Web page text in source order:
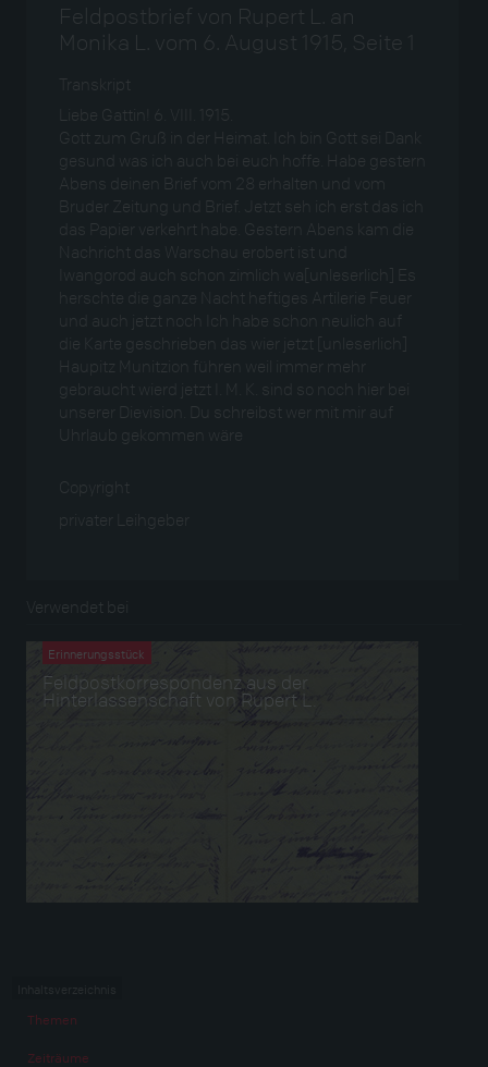
Feldpostbrief von Rupert L. an
Monika L. vom 6. August 1915, Seite 1
Transkript
Liebe Gattin! 6. VIII. 1915.
Gott zum Gruß in der Heimat. Ich bin Gott sei Dank
gesund was ich auch bei euch hoffe. Habe gestern
Abens deinen Brief vom 28 erhalten und vom
Bruder Zeitung und Brief. Jetzt seh ich erst das ich
das Papier verkehrt habe. Gestern Abens kam die
Nachricht das Warschau erobert ist und
Iwangorod auch schon zimlich wa[unleserlich] Es
herschte die ganze Nacht heftiges Artilerie Feuer
und auch jetzt noch Ich habe schon neulich auf
die Karte geschrieben das wier jetzt [unleserlich]
Haupitz Munitzion führen weil immer mehr
gebraucht wierd jetzt I. M. K. sind so noch hier bei
unserer Dievision. Du schreibst wer mit mir auf
Uhrlaub gekommen wäre
Copyright
privater Leihgeber
Verwendet bei
Erinnerungsstück
Feldpostkorrespondenz aus der
Hinterlassenschaft von Rupert L.
Themen
Zeiträume